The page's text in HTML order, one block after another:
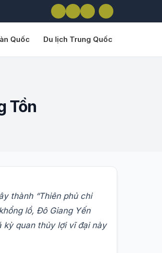
Quốc Du lịch Trung Quốc
Tồn
thành “Thiên phủ chi
lồ, Đô Giang Yến
kỳ quan thủy lợi vĩ đại này